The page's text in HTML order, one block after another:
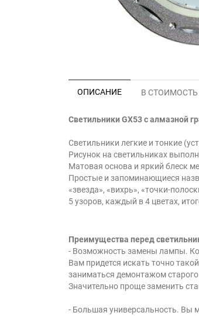
ОПИСАНИЕ В
Светильники GX53 с алмазной
Светильники легкие и тонкие
Рисунок на светильниках
Матовая основа и яркий блеск
Простые и запоминающиеся
«звезда», «вихрь», «точки-
5 узоров, каждый в 4 цветах,
Преимущества перед
- Возможность замены лампы.
Вам придется искать точно
заниматься демонтажом
Значительно проще заменить
- Большая универсальность. Вы